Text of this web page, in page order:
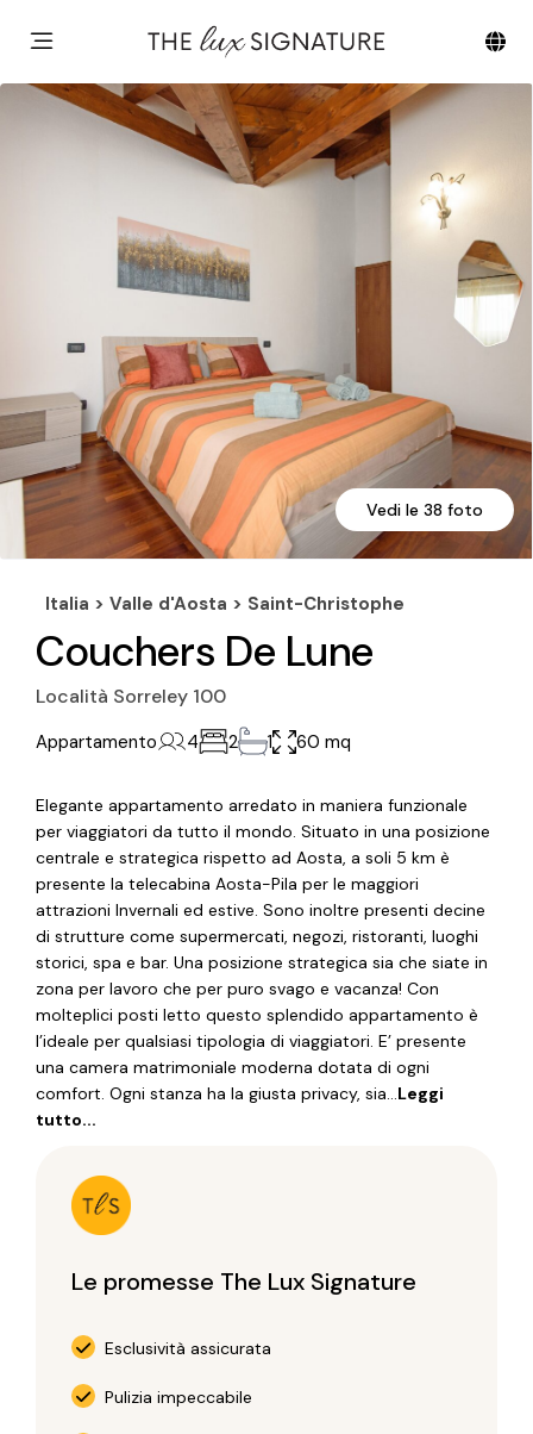
Vedi le 38 foto
Italia >Valle d'Aosta > Saint-Christophe
Couchers De Lune
Località Sorreley 100
Appartamento 4 2 1 60 mq
Elegante appartamento arredato in maniera funzionale
per viaggiatori da tutto il mondo. Situato in una posizione
centrale e strategica rispetto ad Aosta, a soli 5 km è
presente la telecabina Aosta-Pila per le maggiori
attrazioni Invernali ed estive. Sono inoltre presenti decine
di strutture come supermercati, negozi, ristoranti, luoghi
storici, spa e bar. Una posizione strategica sia che siate in
zona per lavoro che per puro svago e vacanza! Con
molteplici posti letto questo splendido appartamento è
l’ideale per qualsiasi tipologia di viaggiatori. E’ presente
una camera matrimoniale moderna dotata di ogni
comfort. Ogni stanza ha la giusta privacy, sia...Leggi
tutto...
Le promesse The Lux Signature
Esclusività assicurata
Pulizia impeccabile